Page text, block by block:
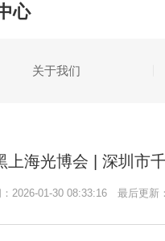
心
关于我们
上海光博会 | 深圳市
：2026-01-30 08:33:16 最后更